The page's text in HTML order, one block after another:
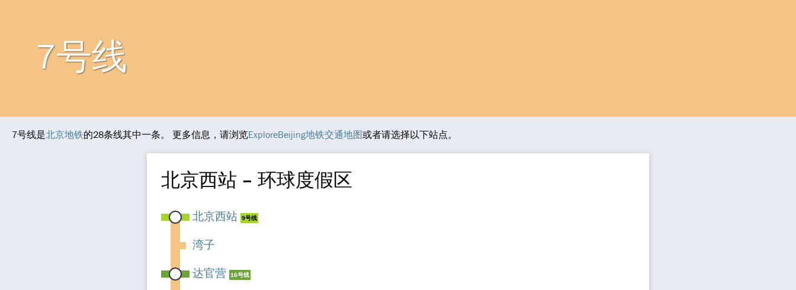
7号线
7号线是北京地铁的28条线其中一条。 更多信息，请浏览ExploreBeijing地铁交通地图或者请选择以下站点。
北京西站 – 环球度假区
北京西站 9号线
湾子
达官营 16号线